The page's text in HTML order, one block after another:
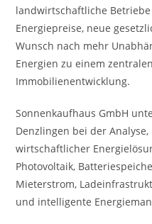
landwirtschaftliche
Energiepreise, neue
Wunsch nach mehr
Energien zu einem
Immobilienentwicklung.
Sonnenkaufhaus GmbH
Denzlingen bei der
wirtschaftlicher
Photovoltaik,
Mieterstrom,
und intelligente